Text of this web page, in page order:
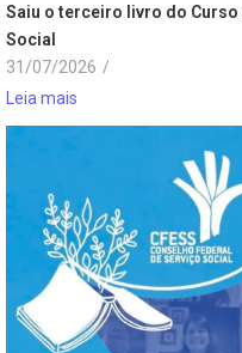
Saiu o terceiro livro do
Social
31/07/2026 /
Leia mais